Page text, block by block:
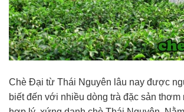
Chè Đại từ Thái Nguyên lâu nay được
biết đến với nhiều dòng trà đặc sản thơm